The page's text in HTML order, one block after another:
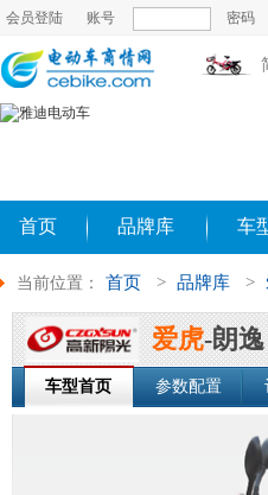
会员登陆 账号 密码
首页 品牌库 车
当前位置： 首页 > 品牌库 >
爱虎-朗逸
车型首页 参数配置